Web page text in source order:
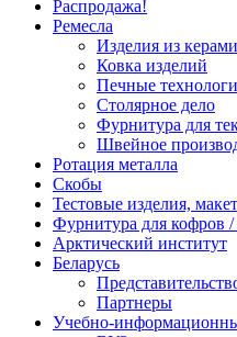
Распродажа!
Ремесла
Изделия из
Ковка изделий
Печные
Столярное дело
Фурнитура для
Швейное
Ротация металла
Скобы
Тестовые изделия,
Фурнитура для кофров /
Арктический институт
Беларусь
Партнеры
Учебно-